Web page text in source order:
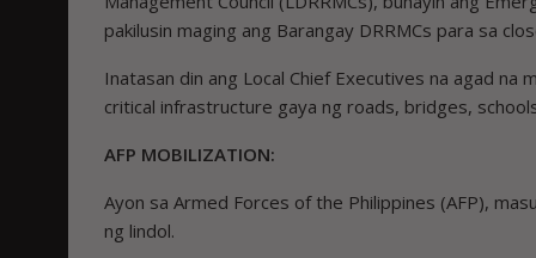
pakilusin maging ang Barangay DRRMCs para sa
Inatasan din ang Local Chief Executives na agad
critical infrastructure gaya ng roads, bridges,
AFP MOBILIZATION:
Ayon sa Armed Forces of the Philippines (AFP),
ng lindol.